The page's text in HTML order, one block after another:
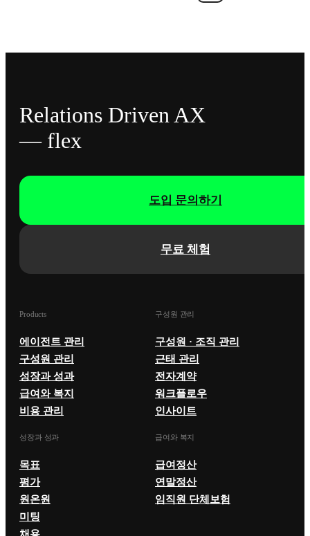
Relations Driven AX
— flex
무료 체험
도입 문의하기
Products
에이전트 관리
구성원 관리
성장과 성과
급여와 복지
비용 관리
구성원 관리
구성원 · 조직 관리
근태 관리
전자계약
워크플로우
인사이트
성장과 성과
목표
평가
원온원
미팅
채용
급여와 복지
급여정산
연말정산
임직원 단체보험